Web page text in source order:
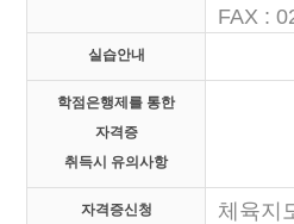
FAX :
실습안내
학점은행제를 통한
자격증
취득시 유의사항
자격증신청 체육